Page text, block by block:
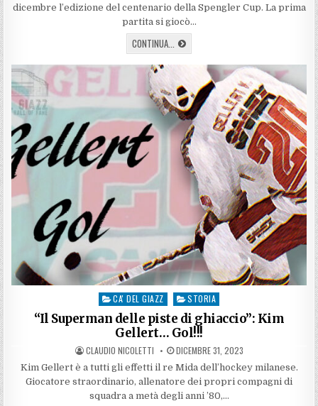
dicembre l’edizione del centenario della Spengler Cup. La prima
partita si giocò…
CONTINUA... SPENGLER
CUP:
UNA
MILANESE
Posted
CA' DEL GIAZZ STORIA
“Il Superman delle piste di ghiaccio”: Kim
Gellert… Gol!!!
AUTHOR:
CLAUDIO NICOLETTI PUBLISHED
DATE:
DICEMBRE 31, 2023
Kim Gellert è a tutti gli effetti il re Mida dell’hockey milanese.
Giocatore straordinario, allenatore dei propri compagni di
squadra a metà degli anni ’80,…